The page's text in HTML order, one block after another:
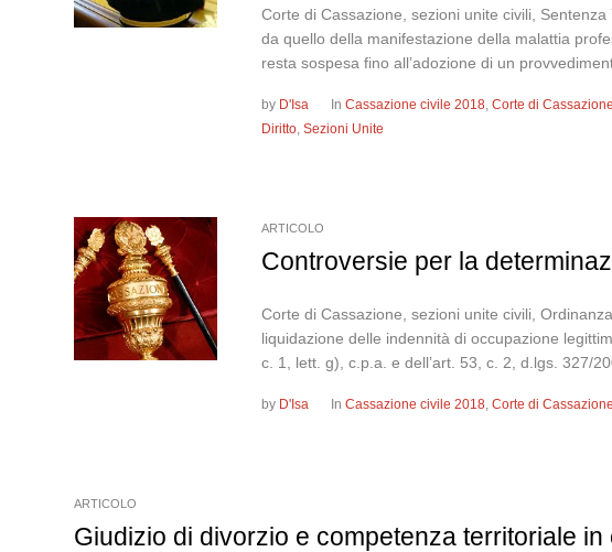
Corte di Cassazione, sezioni unite civili,
da quello della manifestazione della malattia
resta sospesa fino all’adozione di un
by D'Isa InCassazione civile 2018,Corte di Cassazione
Diritto,Sezioni Unite
ARTICOLO
Controversie per la
Corte di Cassazione, sezioni unite civili,
liquidazione delle indennità di occupazione
c. 1, lett. g), c.p.a. e dell’art. 53, c. 2, d.lgs. 327/
by D'Isa InCassazione civile 2018,Corte di Cassazione
ARTICOLO
Giudizio di divorzio e competenza territoriale